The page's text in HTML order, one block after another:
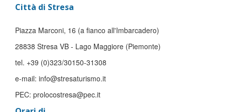
Città di Stresa
Piazza Marconi, 16 (a fianco all'Imbarcadero)
28838 Stresa VB - Lago Maggiore (Piemonte)
tel. +39 (0)323/30150-31308
e-mail: info@stresaturismo.it
PEC: prolocostresa@pec.it